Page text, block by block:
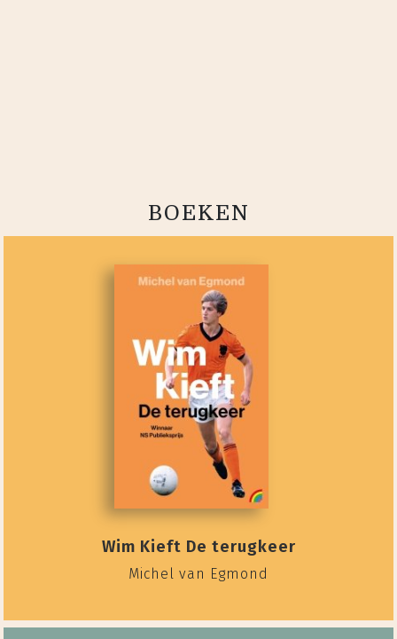
BOEKEN
Wim Kieft De terugkeer
Michel van Egmond